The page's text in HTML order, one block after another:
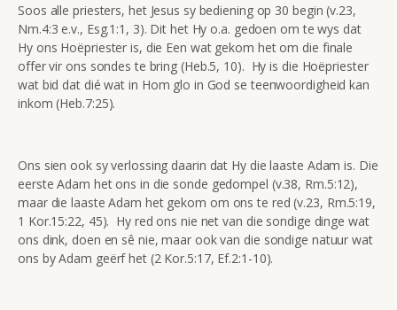
Soos alle priesters, het Jesus sy bediening op 30 begin (v.23,
Nm.4:3 e.v., Esg.1:1, 3). Dit het Hy o.a. gedoen om te wys dat
Hy ons Hoëpriester is, die Een wat gekom het om die finale
offer vir ons sondes te bring (Heb.5, 10). Hy is die Hoëpriester
wat bid dat dié wat in Hom glo in God se teenwoordigheid kan
inkom (Heb.7:25).
Ons sien ook sy verlossing daarin dat Hy die laaste Adam is. Die
eerste Adam het ons in die sonde gedompel (v.38, Rm.5:12),
maar die laaste Adam het gekom om ons te red (v.23, Rm.5:19,
1 Kor.15:22, 45). Hy red ons nie net van die sondige dinge wat
ons dink, doen en sê nie, maar ook van die sondige natuur wat
ons by Adam geërf het (2 Kor.5:17, Ef.2:1-10).